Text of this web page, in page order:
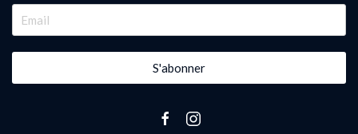
S'abonner